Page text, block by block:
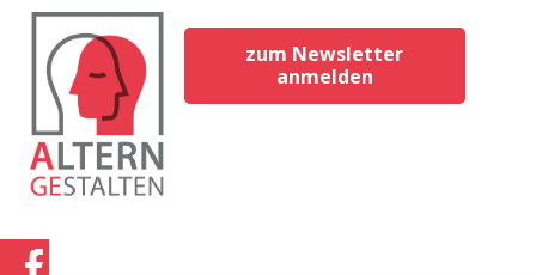
zum Newsletter
anmelden